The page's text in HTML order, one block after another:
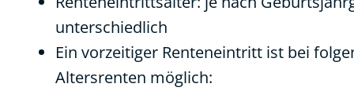
unterschiedlich
Ein vorzeitiger Renteneintritt ist bei
Altersrenten möglich: